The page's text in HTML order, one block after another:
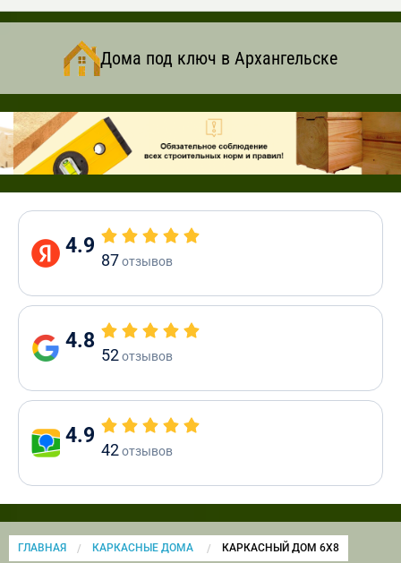
Дома под ключ в Архангельске
4.9
87отзывов
4.8
52отзывов
4.9
42отзывов
ГЛАВНАЯ КАРКАСНЫЕ ДОМА CURRENT:
КАРКАСНЫЙ ДОМ 6Х8